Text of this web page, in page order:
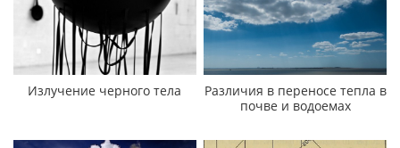
Излучение черного тела
Различия в переносе тепла в
почве и водоемах